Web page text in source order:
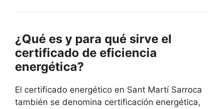
¿Qué es y para qué sirve el
certificado de eficiencia
energética?
El certificado energético en Sant Martí Sarroca
también se denomina certificación energética,